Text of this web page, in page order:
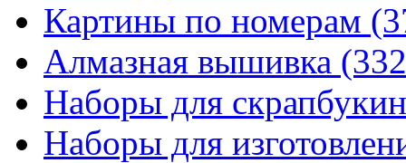
Картины по номерам
Алмазная вышивка
Наборы для
Наборы для